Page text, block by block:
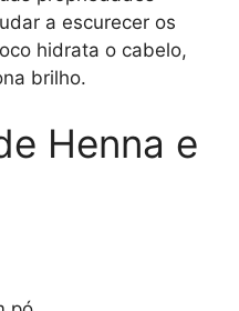
a escurecer os
hidrata o cabelo,
brilho.
Henna e